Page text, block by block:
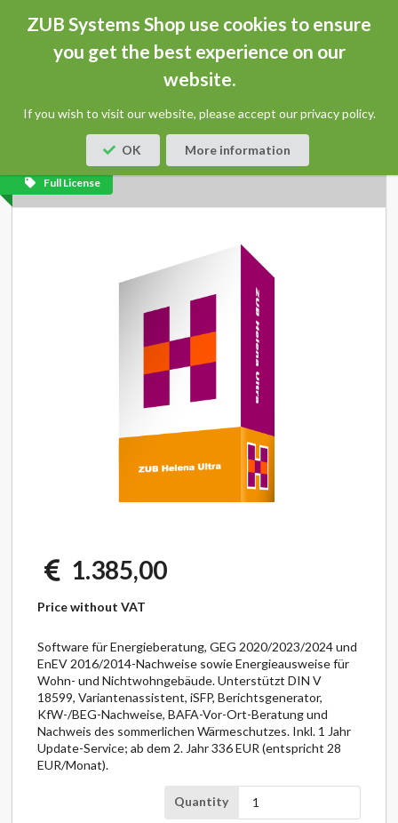
ZUB Systems Shop use cookies to ensure
you get the best experience on our
website.
If you wish to visit our website, please accept our privacy policy.
OK More information
ZUB HELENA ULTRA
Full License
1.385,00
Price without VAT
Software für Energieberatung, GEG 2020/2023/2024 und
EnEV 2016/2014-Nachweise sowie Energieausweise für
Wohn- und Nichtwohngebäude. Unterstützt DIN V
18599, Variantenassistent, iSFP, Berichtsgenerator,
KfW-/BEG-Nachweise, BAFA-Vor-Ort-Beratung und
Nachweis des sommerlichen Wärmeschutzes. Inkl. 1 Jahr
Update-Service; ab dem 2. Jahr 336 EUR (entspricht 28
EUR/Monat).
Quantity